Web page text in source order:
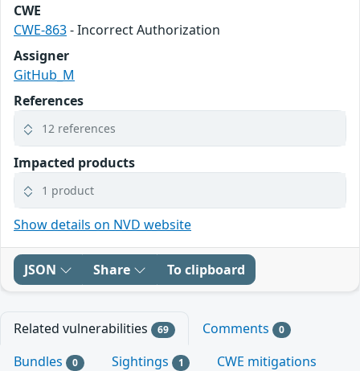
CWE
CWE-863- Incorrect Authorization
Assigner
GitHub_M
References
12 references
Impacted products
1 product
Show details on NVD website
JSON Share To clipboard
Related vulnerabilities 69 Comments 0
Bundles 0 Sightings 1
CWE mitigations